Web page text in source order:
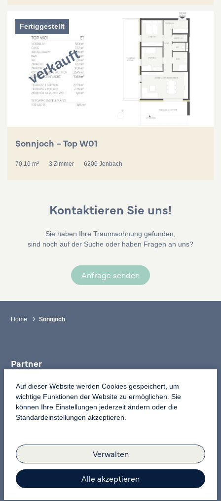
Fertiggestellt
verkauft
Sonnjoch – Top W01
70,10 m² 3 Zimmer 6200 Jenbach
Kontaktieren Sie uns!
Sie haben Ihre Traumwohnung gefunden,
sind noch auf der Suche oder haben Fragen an uns?
Anfrage senden
Auf dieser Website werden Cookies gespeichert, um
wichtige Funktionen der Website zu ermöglichen. Sie
können Ihre Einstellungen jederzeit ändern oder die
Standardeinstellungen akzeptieren.
Verwalten
Alle akzeptieren
Home Sonnjoch
Partner
Kontakt
Newsletter
Impressum
Cookies